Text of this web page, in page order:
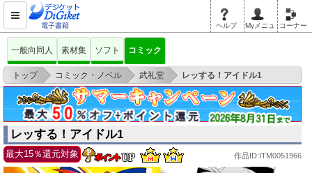
電子書籍 ヘルプ Myメニュ コーナー
一般向同人 素材集 ソフト コミック
トップ > コミック・ノベル > 武礼堂 > レッする！アイドル1
レッする！アイドル1
最大15％還元対象 作品ID:ITM0051966